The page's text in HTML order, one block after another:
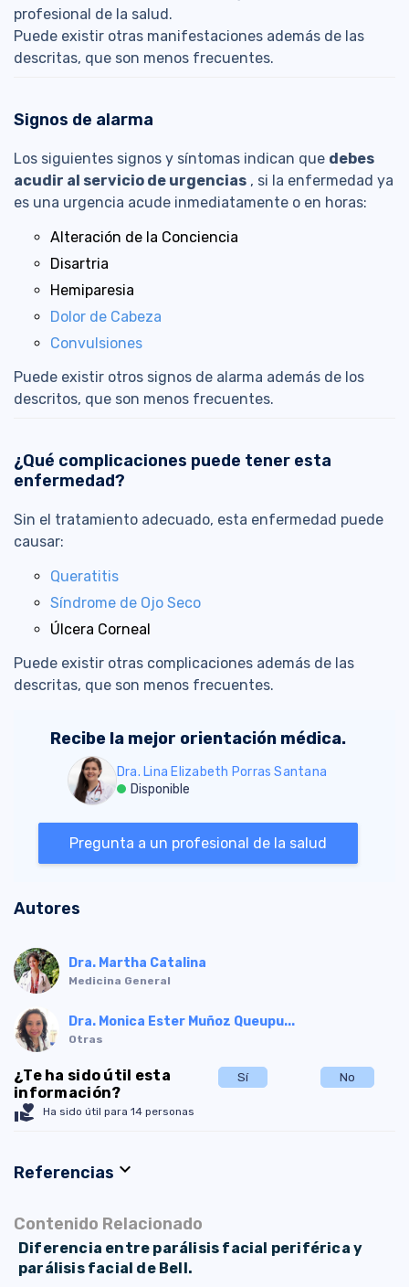
profesional de la salud.
Puede existir otras manifestaciones además de las
descritas, que son menos frecuentes.
Signos de alarma
Los siguientes signos y síntomas indican que debes
acudir al servicio de urgencias , si la enfermedad ya
es una urgencia acude inmediatamente o en horas:
Alteración de la Conciencia
Disartria
Hemiparesia
Dolor de Cabeza
Convulsiones
Puede existir otros signos de alarma además de los
descritos, que son menos frecuentes.
¿Qué complicaciones puede tener esta
enfermedad?
Sin el tratamiento adecuado, esta enfermedad puede
causar:
Queratitis
Síndrome de Ojo Seco
Úlcera Corneal
Puede existir otras complicaciones además de las
descritas, que son menos frecuentes.
Recibe la mejor orientación médica.
Dra. Lina Elizabeth Porras Santana
Disponible
Pregunta a un profesional de la salud
Autores
Dra. Martha Catalina
Medicina General
Dra. Monica Ester Muñoz Queupu...
Otras
¿Te ha sido útil esta
información?
Sí No
volunteer_activism Ha sido útil para 14 personas
Referencias expand_more
Contenido Relacionado
Diferencia entre parálisis facial periférica y
parálisis facial de Bell.